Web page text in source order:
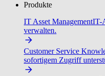
Produkte
IT Asset ManagementIT-
verwalten.
Customer Service
sofortigem Zugriff